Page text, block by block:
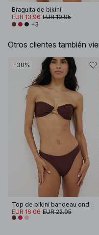
Braguita de bikini
EUR 13.96 EUR 19.95
+3
Otros clientes también
-30%
Top de bikini bandeau ondulado
EUR 16.06 EUR 22.95